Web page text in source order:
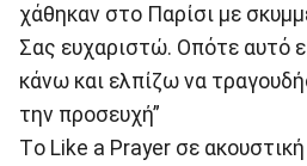
χάθηκαν στο Παρίσι με
Σας ευχαριστώ. Οπότε αυτό
κάνω και ελπίζω να
την προσευχή”
Tο Like a Prayer σε